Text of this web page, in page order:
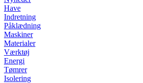
Have
Indretning
Påklædning
Maskiner
Materialer
Værktøj
Energi
Tømrer
Isolering